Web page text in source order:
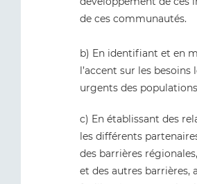
de ces communautés.
b) En identifiant et en
l’accent sur les besoins
urgents des
c) En établissant des
les différents
des barrières
et des autres barrières,